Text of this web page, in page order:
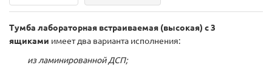
Тумба лабораторная встраиваемая (высокая) с 3
ящиками имеет два варианта исполнения:
из ламинированной ДСП;